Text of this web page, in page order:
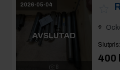
2026-05-04
AVSLUTAD
Slutpris:
400